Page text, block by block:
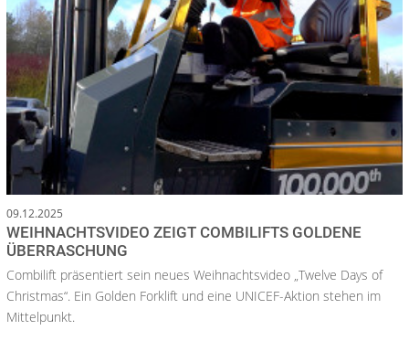
09.12.2025
WEIHNACHTSVIDEO ZEIGT COMBILIFTS GOLDENE
ÜBERRASCHUNG
Combilift präsentiert sein neues Weihnachtsvideo „Twelve Days of
Christmas“. Ein Golden Forklift und eine UNICEF-Aktion stehen im
Mittelpunkt.